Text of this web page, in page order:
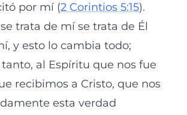
por mí (2 Corintios 5:15).
trata de mí se trata de Él
y esto lo cambia todo;
al Espíritu que nos fue
recibimos a Cristo, que nos
esta verdad